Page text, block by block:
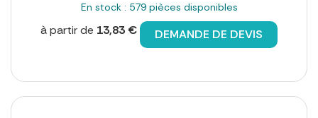
En stock : 579 pièces disponibles
à partir de 13,83 € DEMANDE DE DEVIS